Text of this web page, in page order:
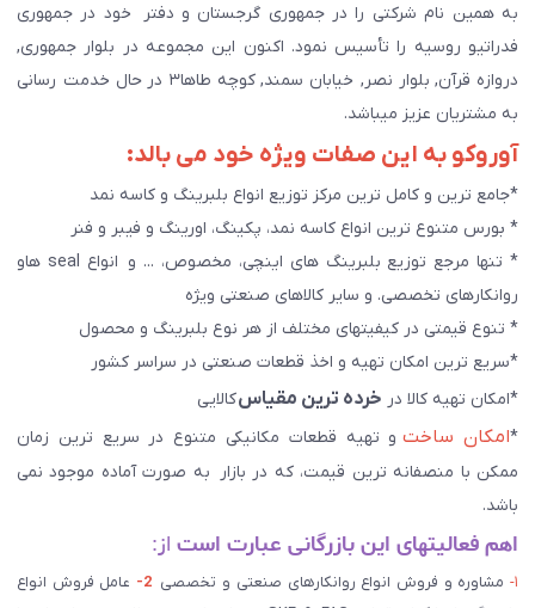
به همین نام شرکتی را در جمهوری گرجستان و دفتر خود در جمهوری
فدراتیو روسیه را تأسیس نمود. اکنون این مجموعه در بلوار جمهوری,
دروازه قرآن, بلوار نصر, خیابان سمند, کوچه طاها۳ در حال خدمت رسانی
به مشتریان عزیز میباشد.
آوروکو به این صفات ویژه خود می بالد:
*جامع ترین و کامل ترین مرکز توزیع انواع بلبرینگ و کاسه نمد
* بورس متنوع ترین انواع کاسه نمد، پکینگ، اورینگ و فیبر و فنر
* تنها مرجع توزیع بلبرینگ های اینچی، مخصوص، ... و انواع seal هاو
روانکارهای تخصصی. و سایر کالاهای صنعتی ويژه
* تنوع قیمتی در کیفیتهای مختلف از هر نوع بلبرینگ و محصول
*سریع ترین امکان تهیه و اخذ قطعات صنعتی در سراسر کشور
*امکان تهیه کالا در خرده ترین مقیاسکالایی
*امکان ساختو تهیه قطعات مکانیکی متنوع در سریع ترین زمان
ممکن با منصفانه ترین قیمت، که در بازار به صورت آماده موجود نمی
باشد.
اهم فعالیتهای این بازرگانی عبارت است از:
۱- مشاوره و فروش انواع روانکارهای صنعتی و تخصصی 2-
عامل فروش انواع